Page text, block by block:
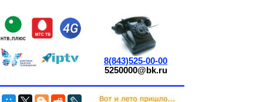
8(843)525-00-00
5250000@bk.ru